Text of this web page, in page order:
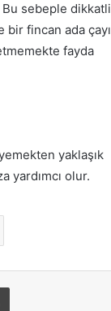
sebeple dikkatli
bir fincan ada çayı
fayda
yaklaşık
yardımcı olur.
Yazdır